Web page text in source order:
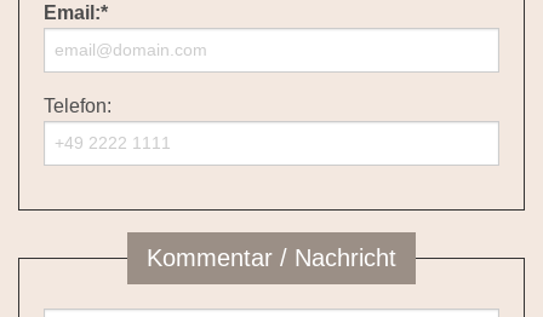
Email:*
Telefon:
Kommentar / Nachricht